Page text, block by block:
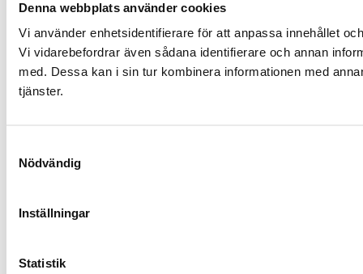
Denna webbplats använder cookies
Vi använder enhetsidentifierare för att anpassa innehållet
Vi vidarebefordrar även sådana identifierare och annan
med. Dessa kan i sin tur kombinera informationen med
tjänster.
Nödvändig
Inställningar
Statistik